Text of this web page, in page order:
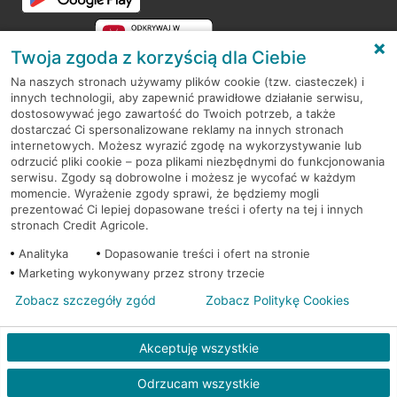
RODO
Regulamin serwisu
Mapa serwisu
PolitykaCookies
© 2026 Credit Agricole Bank Polska S.A. Wszelkie prawa zastrzeżone
Twoja zgoda z korzyścią dla Ciebie
Na naszych stronach używamy plików cookie (tzw. ciasteczek) i
innych technologii, aby zapewnić prawidłowe działanie serwisu,
dostosowywać jego zawartość do Twoich potrzeb, a także
dostarczać Ci spersonalizowane reklamy na innych stronach
internetowych. Możesz wyrazić zgodę na wykorzystywanie lub
odrzucić pliki cookie – poza plikami niezbędnymi do funkcjonowania
serwisu. Zgody są dobrowolne i możesz je wycofać w każdym
momencie. Wyrażenie zgody sprawi, że będziemy mogli
prezentować Ci lepiej dopasowane treści i oferty na tej i innych
stronach Credit Agricole.
Analityka
Dopasowanie treści i ofert na stronie
Marketing wykonywany przez strony trzecie
Akceptuję wszystkie
Odrzucam wszystkie
Zobacz szczegóły zgód Zobacz Politykę Cookies